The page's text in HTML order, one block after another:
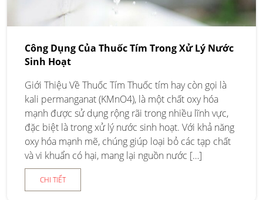
Công Dụng Của Thuốc Tím Trong Xử Lý Nước
Sinh Hoạt
Giới Thiệu Về Thuốc Tím Thuốc tím hay còn gọi là
kali permanganat (KMnO4), là một chất oxy hóa
mạnh được sử dụng rộng rãi trong nhiều lĩnh vực,
đặc biệt là trong xử lý nước sinh hoạt. Với khả năng
oxy hóa mạnh mẽ, chúng giúp loại bỏ các tạp chất
và vi khuẩn có hại, mang lại nguồn nước […]
CHI TIẾT